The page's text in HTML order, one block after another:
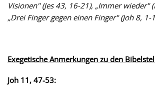
Visionen" (Jes 43, 16-21), „Immer wieder"
„Drei Finger gegen einen Finger" (Joh 8, 1-
Exegetische Anmerkungen zu den
Joh 11, 47-53: